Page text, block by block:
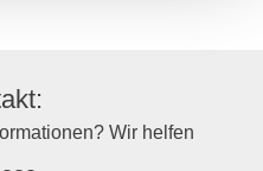
Wir helfen